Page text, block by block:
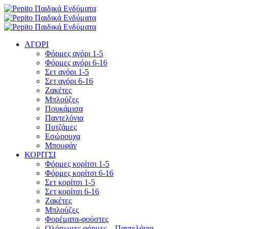
ΑΓΟΡΙ
Φόρμες αγόρι 1-5
Φόρμες αγόρι 6-16
Σετ αγόρι 1-5
Σετ αγόρι 6-16
Ζακέτες
Μπλούζες
Πουκάμισα
Παντελόνια
Πυτζάμες
Εσώρουχα
Μπουφάν
ΚΟΡΙΤΣΙ
Φόρμες κορίτσι 1-5
Φόρμες κορίτσι 6-16
Σετ κορίτσι 1-5
Σετ κορίτσι 6-16
Ζακέτες
Μπλούζες
Φορέματα-φούστες